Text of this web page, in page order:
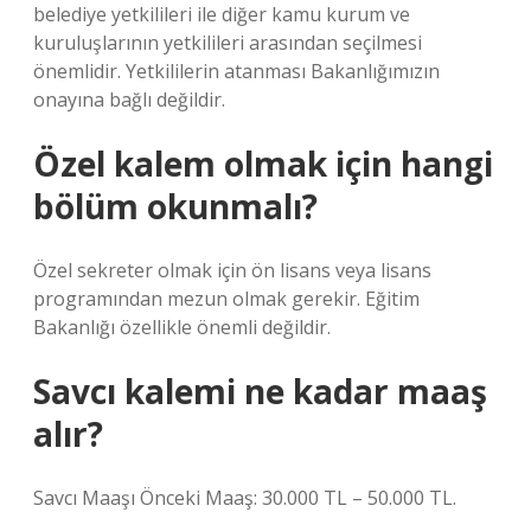
belediye yetkilileri ile diğer kamu kurum ve
kuruluşlarının yetkilileri arasından seçilmesi
önemlidir. Yetkililerin atanması Bakanlığımızın
onayına bağlı değildir.
Özel kalem olmak için hangi
bölüm okunmalı?
Özel sekreter olmak için ön lisans veya lisans
programından mezun olmak gerekir. Eğitim
Bakanlığı özellikle önemli değildir.
Savcı kalemi ne kadar maaş
alır?
Savcı Maaşı Önceki Maaş: 30.000 TL – 50.000 TL.